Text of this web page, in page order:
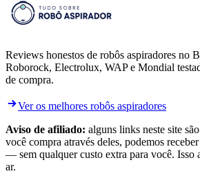
Reviews honestos de robôs aspiradores no
Roborock, Electrolux, WAP e Mondial
de compra.
Ver os melhores robôs aspiradores
Aviso de afiliado: alguns links neste site
você compra através deles, podemos
— sem qualquer custo extra para você. Isso
ar.